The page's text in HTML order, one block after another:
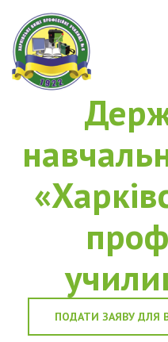
ПОДАТИ ЗАЯВУ ДЛЯ